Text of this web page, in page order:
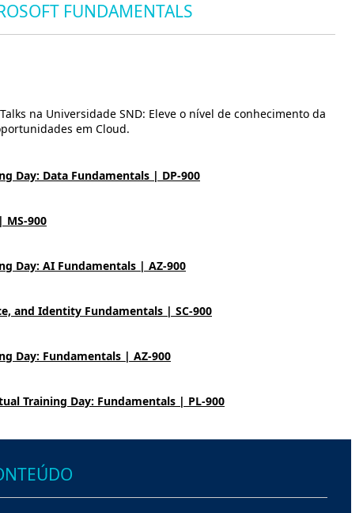
FUNDAMENTALS
na Universidade SND: Eleve o nível de conhecimento da
em Cloud.
Day: Data Fundamentals | DP-900
MS-900
Day: AI Fundamentals | AZ-900
and Identity Fundamentals | SC-900
Day: Fundamentals | AZ-900
Training Day: Fundamentals | PL-900